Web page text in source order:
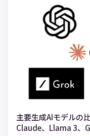
主要生成AIモデルの
Claude、Llama 3、